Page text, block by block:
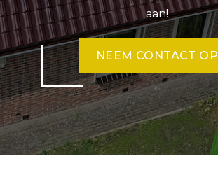
aan!
NEEM CONTACT OP